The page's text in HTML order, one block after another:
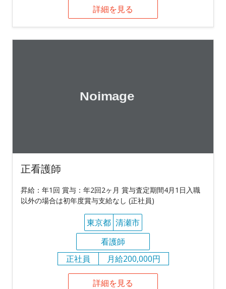
詳細を見る
正看護師
昇給：年1回 賞与：年2回2ヶ月 賞与査定期間4月1日入職
以外の場合は初年度賞与支給なし (正社員)
東京都 清瀬市
看護師
正社員
月給200,000円
詳細を見る